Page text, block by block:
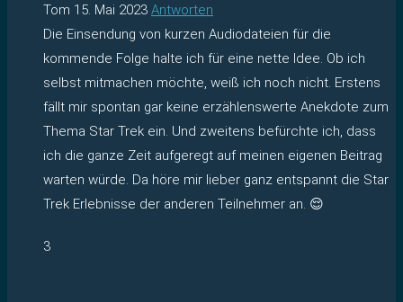
Tom 15. Mai 2023 Antworten
Die Einsendung von kurzen Audiodateien für die
kommende Folge halte ich für eine nette Idee. Ob ich
selbst mitmachen möchte, weiß ich noch nicht. Erstens
fällt mir spontan gar keine erzählenswerte Anekdote zum
Thema Star Trek ein. Und zweitens befürchte ich, dass
ich die ganze Zeit aufgeregt auf meinen eigenen Beitrag
warten würde. Da höre mir lieber ganz entspannt die Star
Trek Erlebnisse der anderen Teilnehmer an. 😌
3